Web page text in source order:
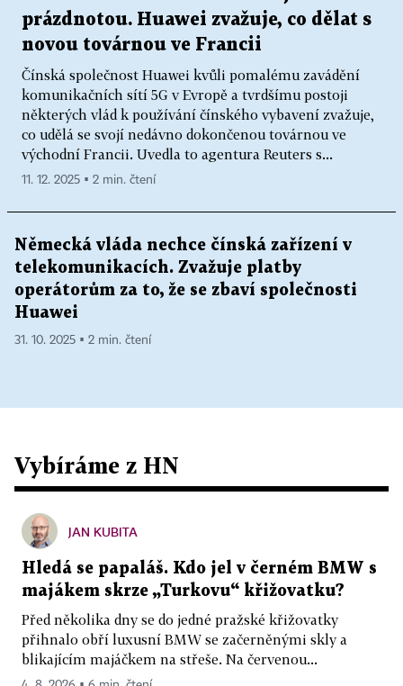
prázdnotou. Huawei zvažuje, co dělat s
novou továrnou ve Francii
Čínská společnost Huawei kvůli pomalému zavádění
komunikačních sítí 5G v Evropě a tvrdšímu postoji
některých vlád k používání čínského vybavení zvažuje,
co udělá se svojí nedávno dokončenou továrnou ve
východní Francii. Uvedla to agentura Reuters s...
11. 12. 2025 ▪ 2 min. čtení
Německá vláda nechce čínská zařízení v
telekomunikacích. Zvažuje platby
operátorům za to, že se zbaví společnosti
Huawei
31. 10. 2025 ▪ 2 min. čtení
Vybíráme z HN
JAN KUBITA
Hledá se papaláš. Kdo jel v černém BMW s
majákem skrze „Turkovu“ křižovatku?
Před několika dny se do jedné pražské křižovatky
přihnalo obří luxusní BMW se začerněnými skly a
blikajícím majáčkem na střeše. Na červenou...